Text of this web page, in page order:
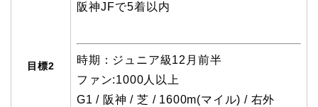
目標2
阪神JFで5着以内
時期：ジュニア級12月前半
ファン:1000人以上
G1 / 阪神 / 芝 / 1600m(マイル) / 右外